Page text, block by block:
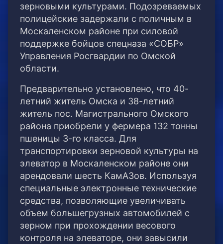
зерновыми культурами. Подозреваемых
полицейские задержали с поличным в
Москаленском районе при силовой
поддержке бойцов спецназа «СОБР»
Управления Росгвардии по Омской
области.
Предварительно установлено, что 40-
летний житель Омска и 38-летний
житель пос. Магистрального Омского
района приобрели у фермера 132 тонны
пшеницы 3-го класса. Для
транспортировки зерновой культуры на
элеватор в Москаленском районе они
арендовали шесть КамАЗов. Используя
специальные электронные технические
средства, позволяющие увеличивать
объем большегрузных автомобилей с
зерном при прохождении весового
контроля на элеваторе, они завысили